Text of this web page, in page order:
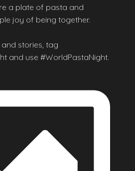
a plate of pasta and
joy of being together.
stories, tag
and use #WorldPastaNight.